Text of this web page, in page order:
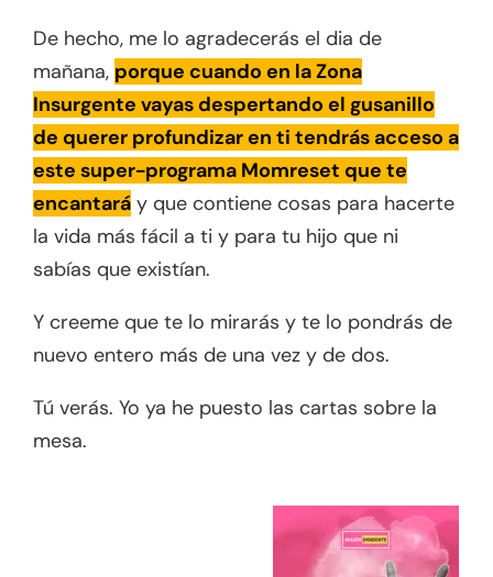
De hecho, me lo agradecerás el dia de
mañana, porque cuando en la Zona
Insurgente vayas despertando el gusanillo
de querer profundizar en ti tendrás acceso a
este super-programa Momreset que te
encantará y que contiene cosas para hacerte
la vida más fácil a ti y para tu hijo que ni
sabías que existían.
Y creeme que te lo mirarás y te lo pondrás de
nuevo entero más de una vez y de dos.
Tú verás. Yo ya he puesto las cartas sobre la
mesa.